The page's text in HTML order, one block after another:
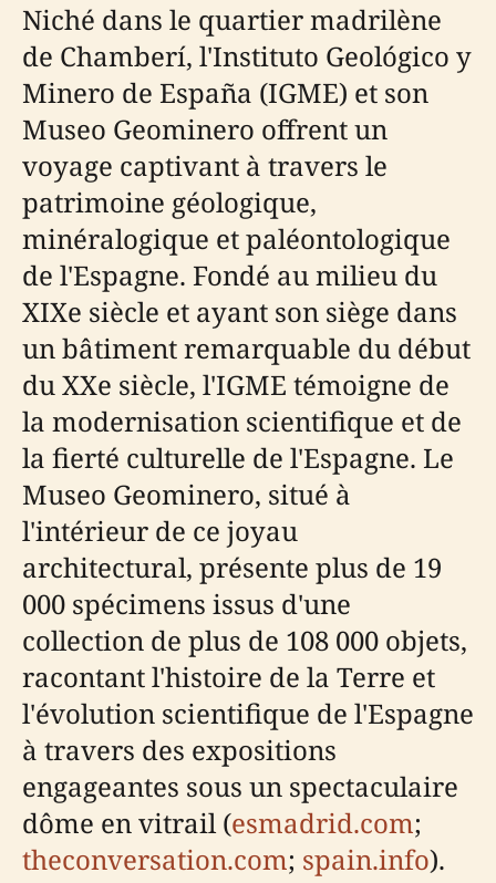
Niché dans le quartier madrilène
de Chamberí, l'Instituto Geológico y
Minero de España (IGME) et son
Museo Geominero offrent un
voyage captivant à travers le
patrimoine géologique,
minéralogique et paléontologique
de l'Espagne. Fondé au milieu du
XIXe siècle et ayant son siège dans
un bâtiment remarquable du début
du XXe siècle, l'IGME témoigne de
la modernisation scientifique et de
la fierté culturelle de l'Espagne. Le
Museo Geominero, situé à
l'intérieur de ce joyau
architectural, présente plus de 19
000 spécimens issus d'une
collection de plus de 108 000 objets,
racontant l'histoire de la Terre et
l'évolution scientifique de l'Espagne
à travers des expositions
engageantes sous un spectaculaire
dôme en vitrail (esmadrid.com;
theconversation.com; spain.info).